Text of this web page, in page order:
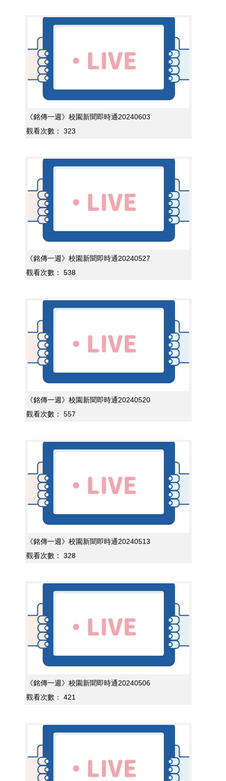
《銘傳一週》校園新聞即時通20240603
觀看次數：
323
《銘傳一週》校園新聞即時通20240527
觀看次數：
538
《銘傳一週》校園新聞即時通20240520
觀看次數：
557
《銘傳一週》校園新聞即時通20240513
觀看次數：
328
《銘傳一週》校園新聞即時通20240506
觀看次數：
421